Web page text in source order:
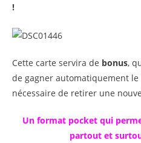
!
Cette carte servira de bonus,
de gagner automatiquement
nécessaire de retirer une
Un format pocket qui
partout et